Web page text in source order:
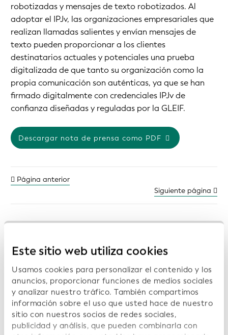
Este sitio web utiliza cookies
Usamos cookies para personalizar el contenido y los
anuncios, proporcionar funciones de medios sociales
y analizar nuestro tráfico. También compartimos
información sobre el uso que usted hace de nuestro
sitio con nuestros socios de redes sociales,
publicidad y análisis, que pueden combinarla con
robotizadas y mensajes de texto robotizados. Al
adoptar el IPJv, las organizaciones empresariales que
realizan llamadas salientes y envían mensajes de
texto pueden proporcionar a los clientes
destinatarios actuales y potenciales una prueba
digitalizada de que tanto su organización como la
propia comunicación son auténticas, ya que se han
firmado digitalmente con credenciales IPJv de
confianza diseñadas y reguladas por la GLEIF.
Descargar nota de prensa como PDF
Página anterior
Siguiente página
Notas de prensa anteriores:
Open Supply Hub, Wikimedia Deutschland y
Wikirate International se unen a la Red
Global de Integración de Datos Abiertos
(GODIN) de la GLEIF para impulsar los datos
interoperables en pro de la transparencia, la